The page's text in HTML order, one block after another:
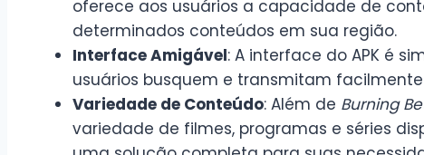
oferece aos usuários a capacidade de
determinados conteúdos em sua região.
Interface Amigável: A interface do APK é
usuários busquem e transmitam
Variedade de Conteúdo: Além de Burning
variedade de filmes, programas e séries